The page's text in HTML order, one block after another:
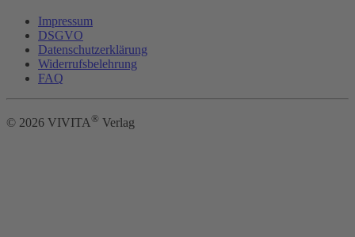
Impressum
DSGVO
Datenschutzerklärung
Widerrufsbelehrung
FAQ
© 2026 VIVITA® Verlag